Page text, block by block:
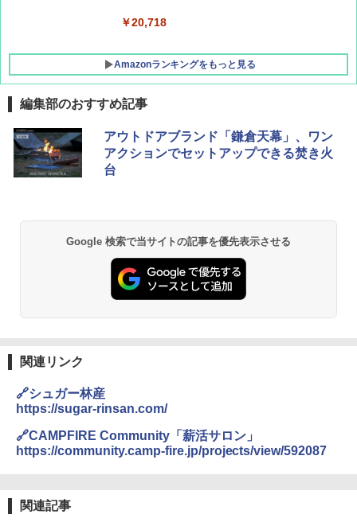
￥20,718
Amazonランキングをもっと見る
BUNDOK(バンドック)ソロ ドーム 1 EX BDK
-08EX カーキ ソロキャンプ ポリエステル フ
レーム テント
026リニューアル 急速冷凍 空間倍増 衛生的
コンパクト 保冷力長持ち
￥2,980
関の購入実績 登山・キャンプ・アウトドア・
防災用品 長期保存可能 緊急時用 日本国内発
￥3,680
編集部のおすすめ記事
アウトドアブランド「鎌倉天幕」、ワン
アクションでセットアップできる焚き火
台
Google 検索で当サイトの記事を優先表示させる
関連リンク
🔗シュガー林産
https://sugar-rinsan.com/
🔗CAMPFIRE Community「薪活サロン」
https://community.camp-fire.jp/projects/view/592087
関連記事